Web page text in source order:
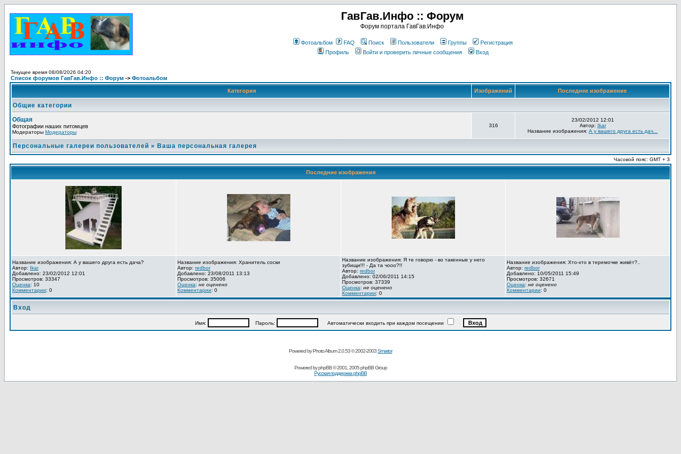
ГавГав.Инфо :: Форум
Форум портала ГавГав.Инфо
Фотоальбом FAQ Поиск Пользователи Группы
Регистрация
Профиль
Войти и проверить личные сообщения Вход
Текущее время 08/08/2026 04:20
Список форумов ГавГав.Инфо :: Форум -> Фотоальбом
Категория Изображений Последнее изображение
Общие категории
Общая
Фотографии наших питомцев
Модераторы Модераторы
316
23/02/2012 12:01
Автор: Ikar
Название изображения: А у вашего друга есть дач...
Персональные галереи пользователей » Ваша персональная галерея
Часовой пояс: GMT + 3
Последние изображения
Название изображения: А у вашего друга есть дача?
Автор: Ikar
Добавлено: 23/02/2012 12:01
Просмотров: 33347
Оценка: 10
Комментарии: 0
Название изображения: Хранитель соски
Автор: redbor
Добавлено: 23/08/2011 13:13
Просмотров: 35006
Оценка: не оценено
Комментарии: 0
Название изображения: Я те говорю - во такенные у него
зубищи!!! - Да та чооо?!!
Автор: redbor
Добавлено: 02/06/2011 14:15
Просмотров: 37339
Оценка: не оценено
Комментарии: 0
Название изображения: Хто-хто в теремочке живёт?..
Автор: redbor
Добавлено: 10/05/2011 15:49
Просмотров: 32671
Оценка: не оценено
Комментарии: 0
Вход
Имя: Пароль: Автоматически входить при каждом посещении
Powered by Photo Album 2.0.53 © 2002-2003Smartor
Powered byphpBB© 2001, 2005 phpBB Group
Русская поддержка phpBB